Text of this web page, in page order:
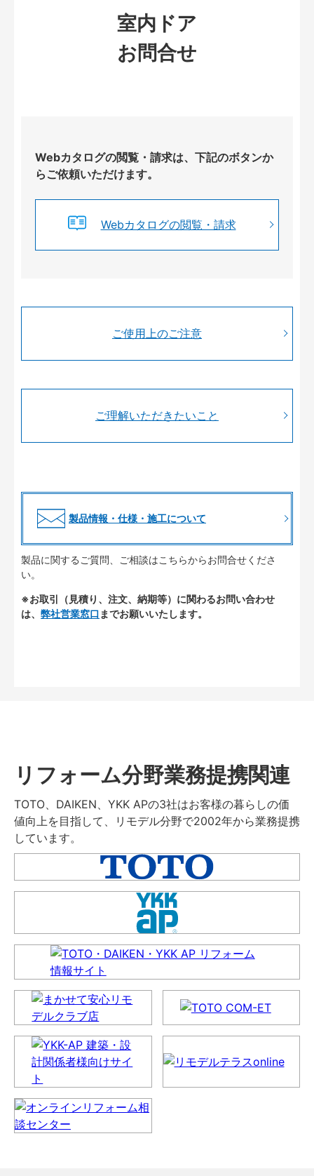
室内ドア
お問合せ
Webカタログの閲覧・請求は、下記のボタンか
らご依頼いただけます。
Webカタログの閲覧・請求
ご使用上のご注意
ご理解いただきたいこと
製品情報・仕様・施工について
製品に関するご質問、ご相談はこちらからお問合せくださ
い。
※お取引（見積り、注文、納期等）に関わるお問い合わせ
は、 弊社営業窓口 までお願いいたします。
リフォーム分野業務提携関連
TOTO、DAIKEN、YKK APの3社はお客様の暮らしの価
値向上を目指して、リモデル分野で2002年から業務提携
しています。